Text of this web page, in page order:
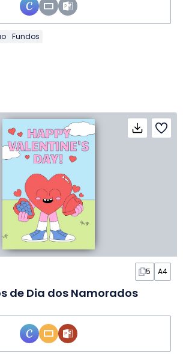
Fundos
5 A4
de Dia dos Namorados